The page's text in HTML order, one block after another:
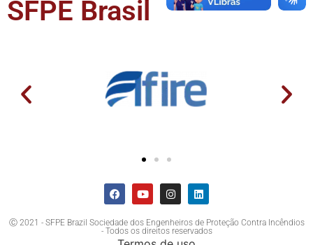
SFPE Brasil
Ⓒ 2021 - SFPE Brazil Sociedade dos Engenheiros de Proteção Contra Incêndios
- Todos os direitos reservados